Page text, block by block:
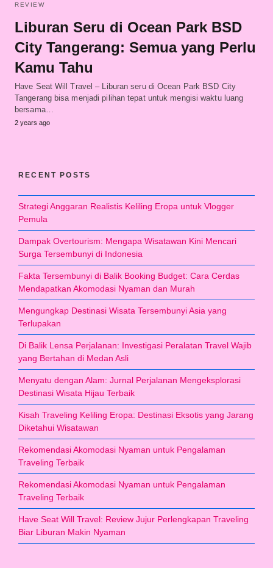
REVIEW
Liburan Seru di Ocean Park BSD
City Tangerang: Semua yang Perlu
Kamu Tahu
Have Seat Will Travel – Liburan seru di Ocean Park BSD City
Tangerang bisa menjadi pilihan tepat untuk mengisi waktu luang
bersama…
2 years ago
RECENT POSTS
Strategi Anggaran Realistis Keliling Eropa untuk Vlogger
Pemula
Dampak Overtourism: Mengapa Wisatawan Kini Mencari
Surga Tersembunyi di Indonesia
Fakta Tersembunyi di Balik Booking Budget: Cara Cerdas
Mendapatkan Akomodasi Nyaman dan Murah
Mengungkap Destinasi Wisata Tersembunyi Asia yang
Terlupakan
Di Balik Lensa Perjalanan: Investigasi Peralatan Travel Wajib
yang Bertahan di Medan Asli
Menyatu dengan Alam: Jurnal Perjalanan Mengeksplorasi
Destinasi Wisata Hijau Terbaik
Kisah Traveling Keliling Eropa: Destinasi Eksotis yang Jarang
Diketahui Wisatawan
Rekomendasi Akomodasi Nyaman untuk Pengalaman
Traveling Terbaik
Rekomendasi Akomodasi Nyaman untuk Pengalaman
Traveling Terbaik
Have Seat Will Travel: Review Jujur Perlengkapan Traveling
Biar Liburan Makin Nyaman